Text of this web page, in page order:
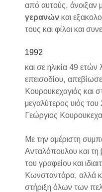
από αυτούς, άνοιξαν
γερανών και
τους και φίλοι και
1992
και σε ηλικία 49
επεισοδίου,
Κουρουκεχαγιάς και
μεγαλύτερος υιός
Γεώργιος
Με την αμέριστη
Ανταλόπουλου και τη
του γραφείου και
Κωνσταντάρα, αλλά
στήριξη όλων των